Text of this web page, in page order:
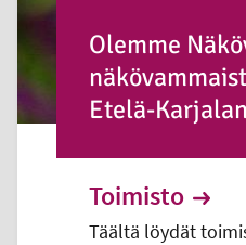
Olemme
Etelä-
Toimisto
Täältä löydät